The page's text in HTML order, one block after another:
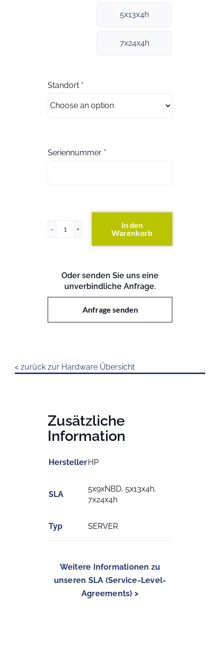
5x13x4h
7x24x4h
Standort *
Seriennummer *
ProLiant
In den
Warenkorb
Oder senden Sie uns eine
unverbindliche Anfrage.
Anfrage senden
< zurück zur Hardware Übersicht
Zusätzliche
Information
HerstellerHP
SLA
5x9xNBD, 5x13x4h,
7x24x4h
Typ SERVER
Weitere Informationen zu
unseren SLA (Service-Level-
Agreements) >